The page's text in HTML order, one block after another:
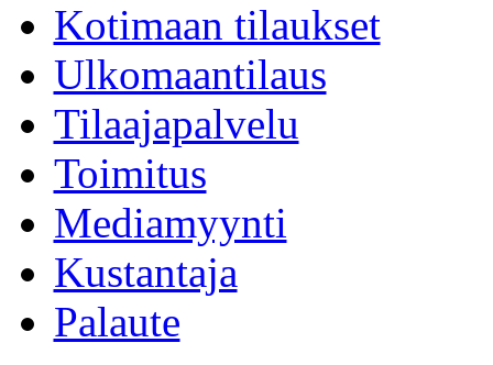
Kotimaan tilaukset
Ulkomaantilaus
Tilaajapalvelu
Toimitus
Mediamyynti
Kustantaja
Palaute